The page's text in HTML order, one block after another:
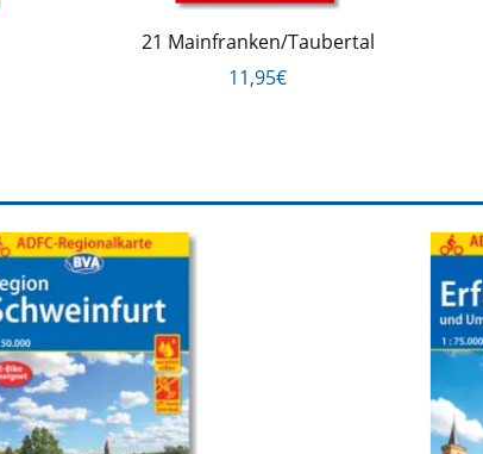
21 Mainfranken/Taubertal
11,95€